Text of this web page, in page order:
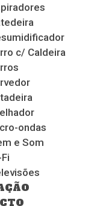
c/ Caldeira
ondas
e Som